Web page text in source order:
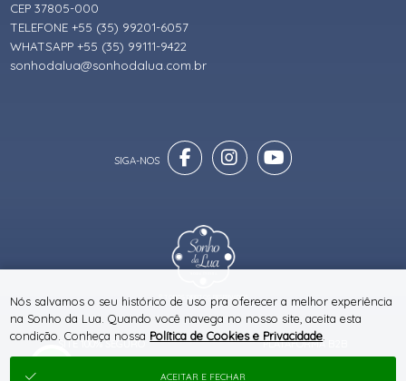
SITE 100% SEGURO PLATAFORMA B2B
CEP 37805-000
TELEFONE +55 (35) 99201-6057
WHATSAPP +55 (35) 99111-9422
sonhodalua@sonhodalua.com.br
® TODOS DIREITOS RESERVADOS
Nós salvamos o seu histórico de uso pra oferecer a melhor experiência
na Sonho da Lua. Quando você navega no nosso site, aceita esta
condição. Conheça nossa Política de Cookies e Privacidade
ACEITAR E FECHAR